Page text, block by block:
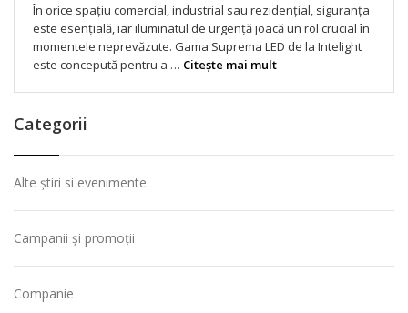
În orice spațiu comercial, industrial sau rezidențial, siguranța
este esențială, iar iluminatul de urgență joacă un rol crucial în
momentele neprevăzute. Gama Suprema LED de la Intelight
este concepută pentru a … Citeşte mai mult
Categorii
Alte știri si evenimente
Campanii și promoții
Companie